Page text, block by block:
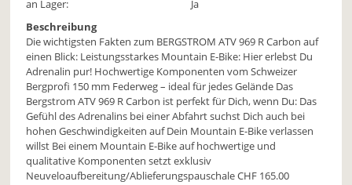
an Lager:
Ja
Beschreibung
Die wichtigsten Fakten zum BERGSTROM ATV 969 R Carbon auf
einen Blick: Leistungsstarkes Mountain E-Bike: Hier erlebst Du
Adrenalin pur! Hochwertige Komponenten vom Schweizer
Bergprofi 150 mm Federweg – ideal für jedes Gelände Das
Bergstrom ATV 969 R Carbon ist perfekt für Dich, wenn Du: Das
Gefühl des Adrenalins bei einer Abfahrt suchst Dich auch bei
hohen Geschwindigkeiten auf Dein Mountain E-Bike verlassen
willst Bei einem Mountain E-Bike auf hochwertige und
qualitative Komponenten setzt exklusiv
Neuveloaufbereitung/Ablieferungspauschale CHF 165.00